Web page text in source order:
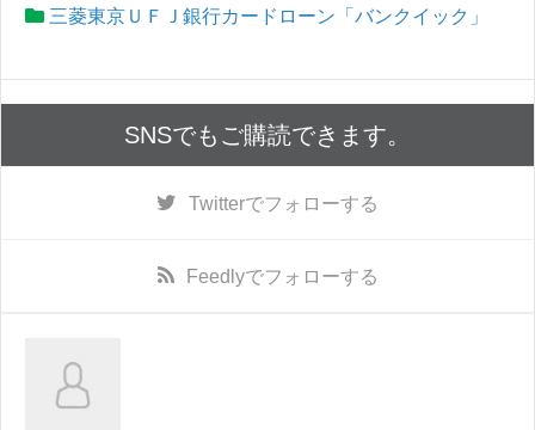
三菱東京ＵＦＪ銀行カードローン「バンクイック」
SNSでもご購読できます。
Twitterでフォローする
Feedlyでフォローする